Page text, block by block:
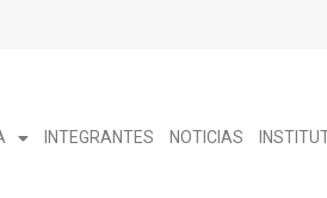
INTEGRANTES NOTICIAS